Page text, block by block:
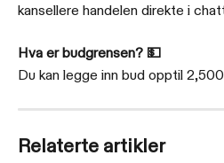
kansellere handelen direkte i
Hva er budgrensen? 💵
Du kan legge inn bud opptil
Relaterte artikler